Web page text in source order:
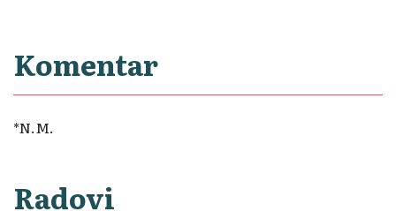
Komentar
*N.M.
Radovi